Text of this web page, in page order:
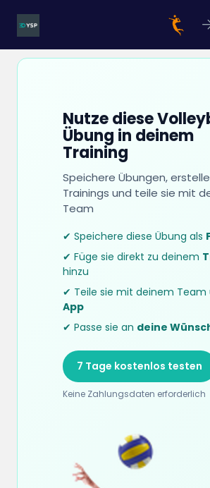
Nutze diese
Übung in deinem
Training
Speichere Übungen, erstelle
Trainings und teile sie mit
Team
✔ Speichere diese Übung als
✔ Füge sie direkt zu deinem
hinzu
✔ Teile sie mit deinem Team
App
✔ Passe sie an deine
7 Tage kostenlos testen
Keine Zahlungsdaten erforderlich